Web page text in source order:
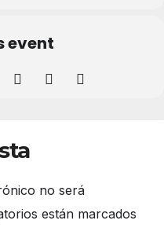
event
no será
están marcados